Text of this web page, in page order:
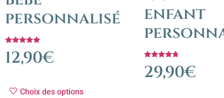
personnalisé
5.00
sur 5
12,90€
Choix des options
enfant
4.50
sur 5
29,90€